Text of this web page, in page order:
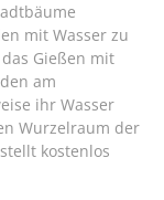
mit Wasser zu
Gießen mit
am
ihr Wasser
Wurzelraum der
kostenlos